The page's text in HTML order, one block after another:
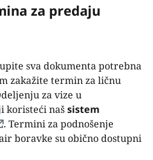
za predaju
sva dokumenta potrebna
zakažite termin za ličnu
za vize u
koristeći našsistem
. Termini za podnošenje
boravke su obično dostupni